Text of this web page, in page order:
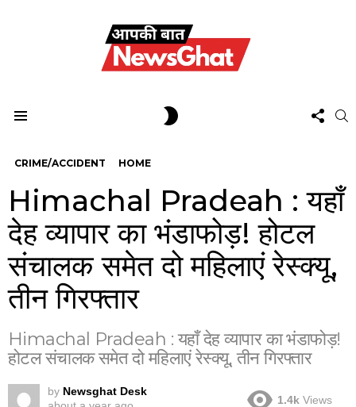
US
CRIME/ACCIDENT HOME
Himachal Pradeah : यहाँ
देह व्यापार का भंडाफोड़! होटल
संचालक समेत दो महिलाएं रेस्क्यू,
तीन गिरफ्तार
Himachal Pradeah : यहाँ देह व्यापार का भंडाफोड़!
होटल संचालक समेत दो महिलाएं रेस्क्यू, तीन गिरफ्तार
by Newsghat Desk
1.4k Views